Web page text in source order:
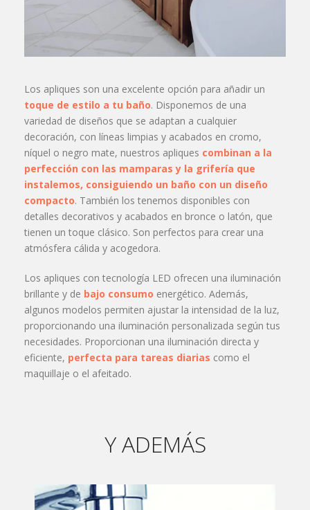
Los apliques son una excelente opción para añadir un
toque de estilo a tu baño. Disponemos de una
variedad de diseños que se adaptan a cualquier
decoración, con líneas limpias y acabados en cromo,
níquel o negro mate, nuestros apliques combinan a la
perfección con las mamparas y la grifería que
instalemos, consiguiendo un baño con un diseño
compacto. También los tenemos disponibles con
detalles decorativos y acabados en bronce o latón, que
tienen un toque clásico. Son perfectos para crear una
atmósfera cálida y acogedora.
Los apliques con tecnología LED ofrecen una iluminación
brillante y de bajo consumo energético. Además,
algunos modelos permiten ajustar la intensidad de la luz,
proporcionando una iluminación personalizada según tus
necesidades. Proporcionan una iluminación directa y
eficiente, perfecta para tareas diarias como el
maquillaje o el afeitado.
Y ADEMÁS